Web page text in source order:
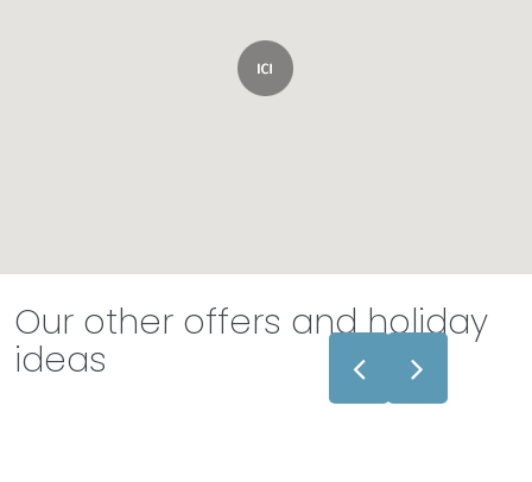
Our other offers and holiday
ideas